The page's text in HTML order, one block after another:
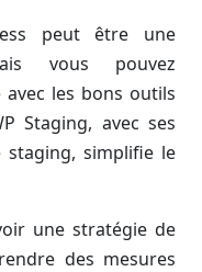
peut être une
vous pouvez
les bons outils
Staging, avec ses
staging, simplifie le
une stratégie de
des mesures